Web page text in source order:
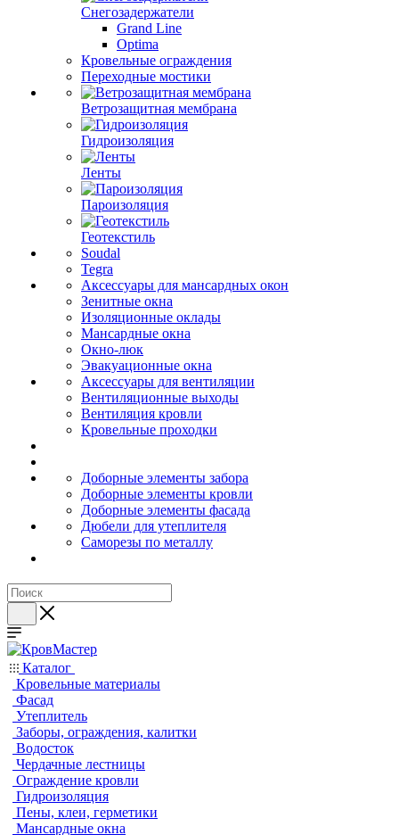
Снегозадержатели
Grand Line
Optima
Кровельные ограждения
Переходные мостики
Ветрозащитная мембрана
Гидроизоляция
Ленты
Пароизоляция
Геотекстиль
Soudal
Tegra
Аксессуары для мансардных окон
Зенитные окна
Изоляционные оклады
Мансардные окна
Окно-люк
Эвакуационные окна
Аксессуары для вентиляции
Вентиляционные выходы
Вентиляция кровли
Кровельные проходки
Доборные элементы забора
Доборные элементы кровли
Доборные элементы фасада
Дюбели для утеплителя
Саморезы по металлу
Каталог
Кровельные материалы
Фасад
Утеплитель
Заборы, ограждения, калитки
Водосток
Чердачные лестницы
Ограждение кровли
Гидроизоляция
Пены, клеи, герметики
Мансардные окна